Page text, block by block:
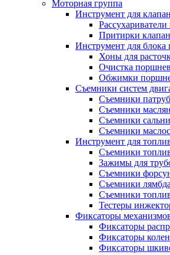
Моторная группа
Инструмент для
Рассухариватели
Притирки
Инструмент для блока
Хоны для
Очистка
Обжимки
Съемники систем
Съемники
Съемники
Съемники
Съемники
Инструмент для
Съемники
Зажимы для
Съемники
Съемники
Съемники
Тестеры
Фиксаторы
Фиксаторы
Фиксаторы
Фиксаторы